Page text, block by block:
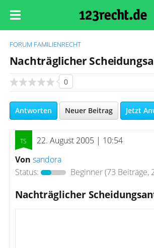
FORUM FAMILIENRECHT
Nachträglicher
0
Antworten Neuer Beitrag Jetzt
22. August 2005 | 10:54
Von sandora
Status:
Beginner(73 Beiträge,
Nachträglicher